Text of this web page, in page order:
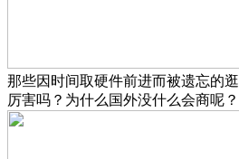
那些因时间取硬件前进而被遗忘的
厉害吗？为什么国外没什么会商呢？